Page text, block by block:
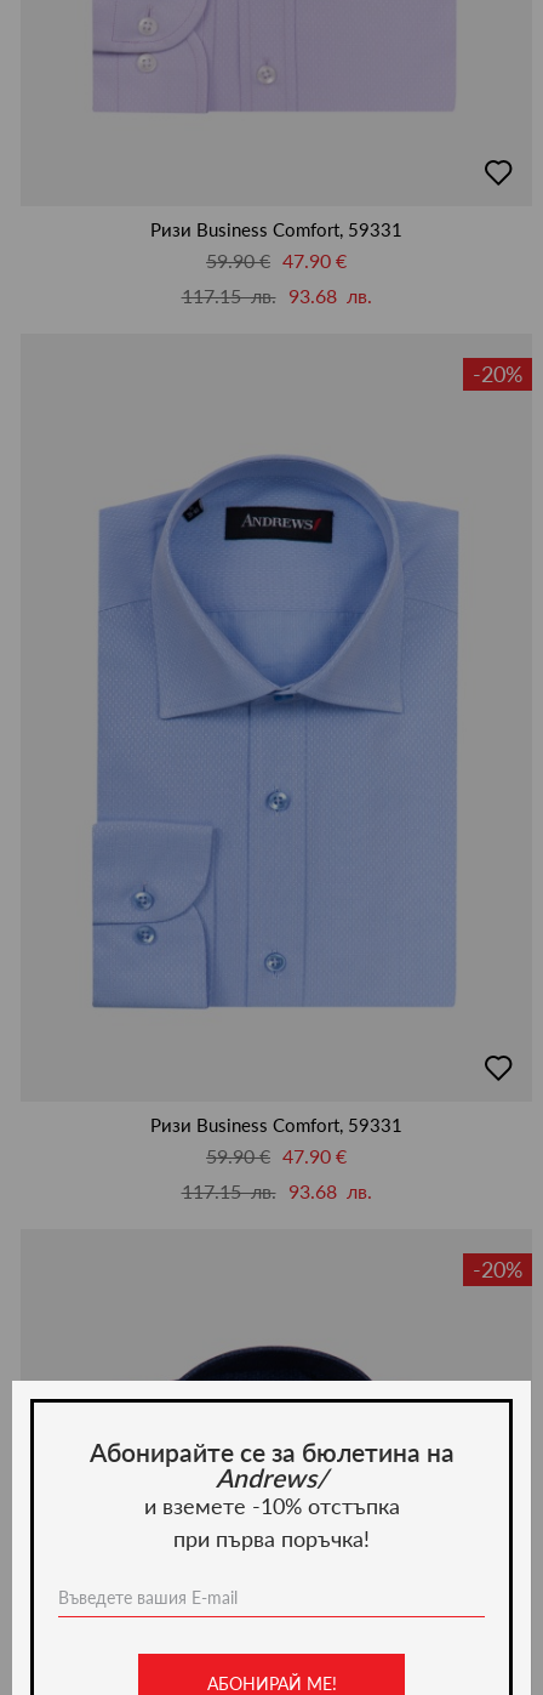
в
Ризи Business Comfort, 59331
59.90 € 47.90 €
117.15 лв.
93.68 лв.
-20%
в
Ризи Business Comfort, 59331
59.90 € 47.90 €
117.15 лв.
93.68 лв.
-20%
Абонирайте се за бюлетина на
Andrews/
и вземете -10% отстъпка
при първа поръчка!
АБОНИРАЙ МЕ!